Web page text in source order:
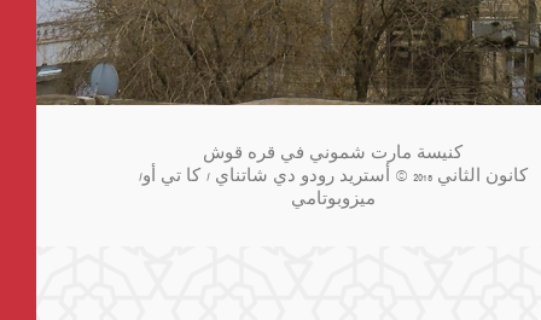
كنيسة مارت شموني في قره قوش
كانون الثاني 2018 © أستريد رودو دي شاتناي / كا تي أو/
ميزوبوتامي